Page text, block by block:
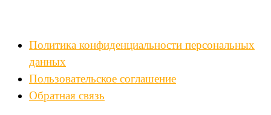
Политика конфиденциальности персональных
данных
Пользовательское соглашение
Обратная связь